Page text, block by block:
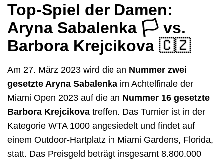
Top-Spiel der Damen:
Aryna Sabalenka 🏳️ vs.
Barbora Krejcikova 🇨🇿
Am 27. März 2023 wird die an Nummer zwei
gesetzte Aryna Sabalenka im Achtelfinale der
Miami Open 2023 auf die an Nummer 16 gesetzte
Barbora Krejcikova treffen. Das Turnier ist in der
Kategorie WTA 1000 angesiedelt und findet auf
einem Outdoor-Hartplatz in Miami Gardens, Florida,
statt. Das Preisgeld beträgt insgesamt 8.800.000